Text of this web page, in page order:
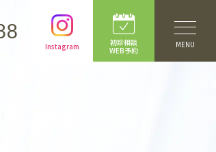
Instagram
初診相談
WEB予約
MENU